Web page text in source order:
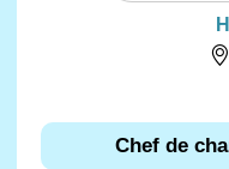
Chef de